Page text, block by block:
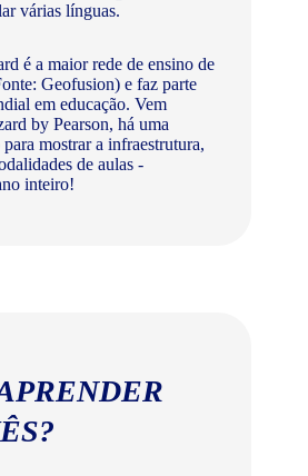
várias línguas.
é a maior rede de ensino de
Geofusion) e faz parte
em educação. Vem
by Pearson, há uma
mostrar a infraestrutura,
de aulas -
inteiro!